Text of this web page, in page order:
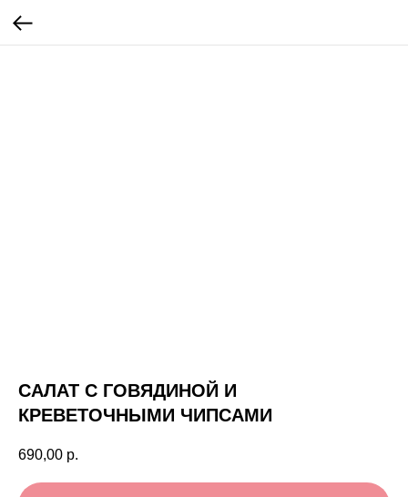
САЛАТ С ГОВЯДИНОЙ И
КРЕВЕТОЧНЫМИ ЧИПСАМИ
690,00 р.